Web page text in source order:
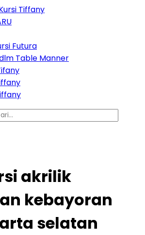
Tiffany
Futura
Table Manner
akrilik
kebayoran
selatan